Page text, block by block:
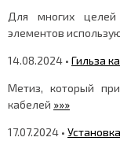
Для многих целей
элементов
14.08.2024 • Гильза
Метиз, который
кабелей »»»
17.07.2024 •